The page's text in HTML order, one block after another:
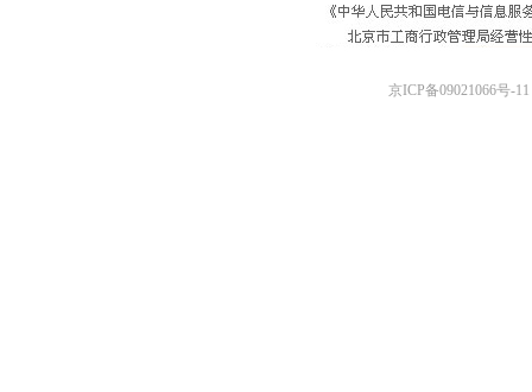
京ICP备09021066号-11